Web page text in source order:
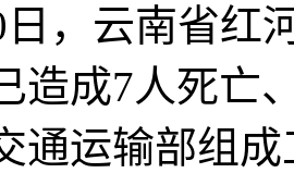
云南省红河
造成7人死亡
通运输部组